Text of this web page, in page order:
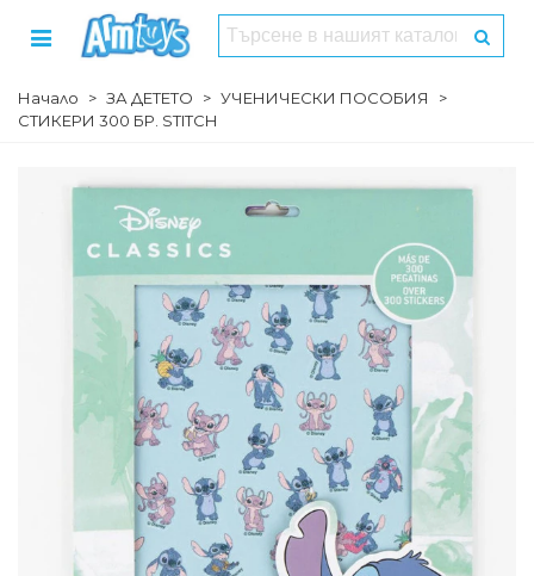
Начало > ЗА ДЕТЕТО > УЧЕНИЧЕСКИ ПОСОБИЯ
>
СТИКЕРИ 300 БР. STITCH